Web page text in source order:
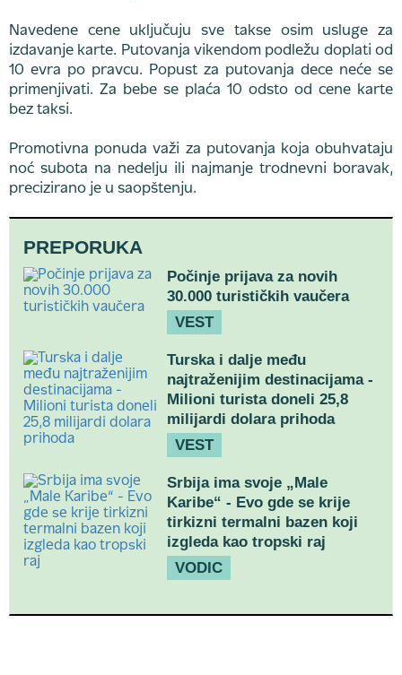
Navedene cene uključuju sve takse osim usluge za
izdavanje karte. Putovanja vikendom podležu doplati od
10 evra po pravcu. Popust za putovanja dece neće se
primenjivati. Za bebe se plaća 10 odsto od cene karte
bez taksi.
Promotivna ponuda važi za putovanja koja obuhvataju
noć subota na nedelju ili najmanje trodnevni boravak,
precizirano je u saopštenju.
PREPORUKA
Počinje prijava za novih
30.000 turističkih vaučera
VEST
Turska i dalje među
najtraženijim destinacijama -
Milioni turista doneli 25,8
milijardi dolara prihoda
VEST
Srbija ima svoje „Male
Karibe“ - Evo gde se krije
tirkizni termalni bazen koji
izgleda kao tropski raj
VODIC